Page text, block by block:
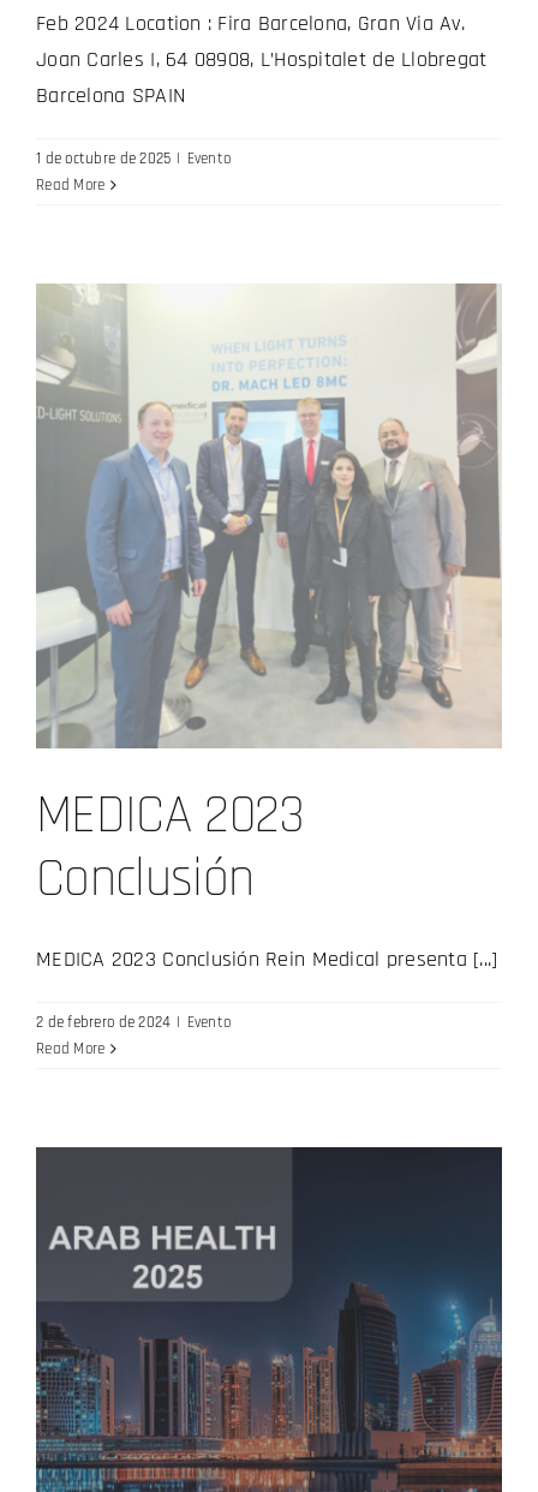
Feb 2024 Location : Fira Barcelona, Gran Via Av.
Joan Carles I, 64 08908, L’Hospitalet de Llobregat
Barcelona SPAIN
1 de octubre de 2025 | Evento
Read More
MEDICA 2023
Conclusión
MEDICA 2023 Conclusión Rein Medical presenta [...]
2 de febrero de 2024 | Evento
Read More